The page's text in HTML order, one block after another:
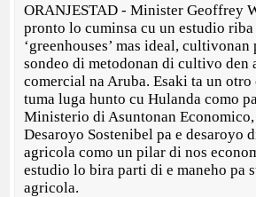
ORANJESTAD - Minister Geoffrey
pronto lo cuminsa cu un estudio
‘greenhouses’ mas ideal,
sondeo di metodonan di cultivo den
comercial na Aruba. Esaki ta un
tuma luga hunto cu Hulanda como
Ministerio di Asuntonan
Desaroyo Sostenibel pa e desaroyo
agricola como un pilar di nos
estudio lo bira parti di e maneho pa
agricola.